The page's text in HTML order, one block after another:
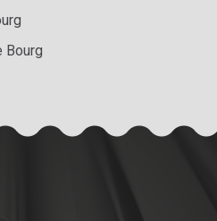
Bourg